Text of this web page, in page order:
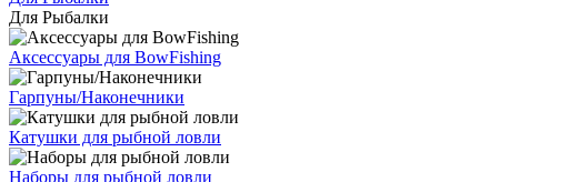
Для Рыбалки
Аксессуары для BowFishing
Гарпуны/Наконечники
Катушки для рыбной ловли
Наборы для рыбной ловли